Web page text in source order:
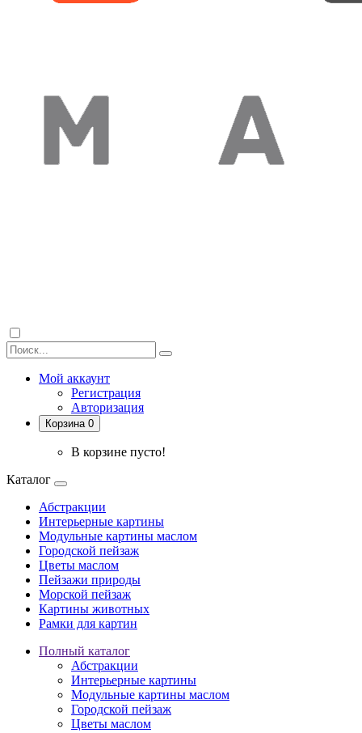
Мой аккаунт
Регистрация
Авторизация
Корзина 0
В корзине пусто!
Каталог
Абстракции
Интерьерные картины
Модульные картины маслом
Городской пейзаж
Цветы маслом
Пейзажи природы
Морской пейзаж
Картины животных
Рамки для картин
Полный каталог
Абстракции
Интерьерные картины
Модульные картины маслом
Городской пейзаж
Цветы маслом